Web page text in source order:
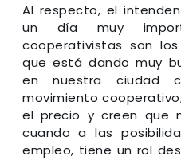
Al respecto, el
un día muy
cooperativistas son
que está dando muy
en nuestra ciudad
movimiento
el precio y creen que
cuando a las
empleo, tiene un rol